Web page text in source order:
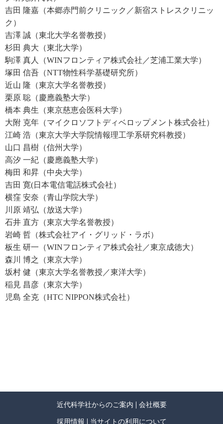
1999 年 博士（工学）（東京大学）。
1985～2007年日本電信電話株式会社電気通信研究所（主幹研究
員）
2007～2019年国立研究開発法人情報通信研究機構(研究マネージャ)
2019～東京大学大学院工学系研究科（2020年５月より上席研究員
（教授））。
神戸大学大学院保健学研究科・教授(2013～2019年)
国立精神神経医療研究センター神経研究所・客員研究員(2008～)
放送大学客員教授（2014～）
2011年Optical Society of America, Senior Member認定。
人間情報学会理事。現在の専門：神経科学及び計測工学（健康長
寿生命機能工学講座を担当）。
室伏 きみ子（むろふし きみこ）
お茶の水女子大学名誉教授
前お茶の水女子大学学長
人間情報学会長
1970 年 お茶の水女子大学理学部卒業
1972 年 同大学院修士課程修了
1976 年 東京大学大学院博士課程修了（「真核細胞におけるDNA
ポリメラーゼ活性の調節」で医学博士）
The Public Health Research Institute of The City of New York 博士研究
員などを経て、
1983年お茶の水女子大学助手、講師。
1996年同大学理学部／大学院教授。
株式会社ブリヂストン社外取締役、日本放送協会経営委員会委
員、日本医療研究開発機構監事などを歴任。
吉田 隆嘉（本郷赤門前クリニック／新宿ストレスクリニッ
ク）
吉澤 誠（東北大学名誉教授）
杉田 典大（東北大学）
駒澤 真人（WINフロンティア株式会社／芝浦工業大学）
塚田 信吾（NTT物性科学基礎研究所）
近山 隆（東京大学名誉教授）
栗原 聡（慶應義塾大学）
橋本 典生（東京慈恵会医科大学）
大附 克年（マイクロソフトディベロップメント株式会社）
江崎 浩（東京大学大学院情報理工学系研究科教授）
山口 昌樹（信州大学）
高汐 一紀（慶應義塾大学）
梅田 和昇（中央大学）
吉田 寛(日本電信電話株式会社）
横窪 安奈（青山学院大学）
川原 靖弘（放送大学）
石井 直方（東京大学名誉教授）
岩崎 哲（株式会社アイ・グリッド・ラボ）
板生 研一（WINフロンティア株式会社／東京成徳大）
森川 博之（東京大学）
坂村 健（東京大学名誉教授／東洋大学）
稲見 昌彦（東京大学）
児島 全克（HTC NIPPON株式会社）
近代科学社からのご案内 会社概要
採用情報 当サイトの利用について